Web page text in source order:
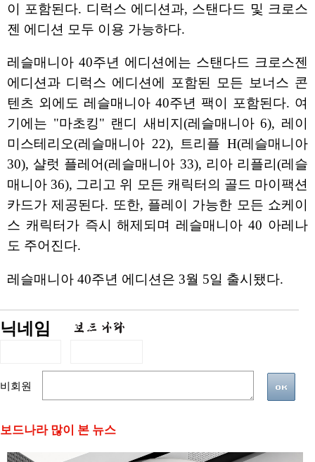
이 포함된다. 디럭스 에디션과, 스탠다드 및 크로스
젠 에디션 모두 이용 가능하다.
레슬매니아 40주년 에디션에는 스탠다드 크로스젠
에디션과 디럭스 에디션에 포함된 모든 보너스 콘
텐츠 외에도 레슬매니아 40주년 팩이 포함된다. 여
기에는 "마초킹" 랜디 새비지(레슬매니아 6), 레이
미스테리오(레슬매니아 22), 트리플 H(레슬매니아
30), 샬럿 플레어(레슬매니아 33), 리아 리플리(레슬
매니아 36), 그리고 위 모든 캐릭터의 골드 마이팩션
카드가 제공된다. 또한, 플레이 가능한 모든 쇼케이
스 캐릭터가 즉시 해제되며 레슬매니아 40 아레나
도 주어진다.
레슬매니아 40주년 에디션은 3월 5일 출시됐다.
닉네임
비회원
보드나라 많이 본 뉴스